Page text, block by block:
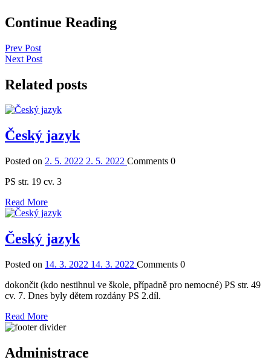
Continue Reading
Prev Post
Next Post
Related posts
Český jazyk
Posted on 2. 5. 2022 2. 5. 2022 Comments 0
PS str. 19 cv. 3
Read More
Český jazyk
Posted on 14. 3. 2022 14. 3. 2022 Comments 0
dokončit (kdo nestihnul ve škole, případně pro nemocné) PS str. 49
cv. 7. Dnes byly dětem rozdány PS 2.díl.
Read More
Administrace